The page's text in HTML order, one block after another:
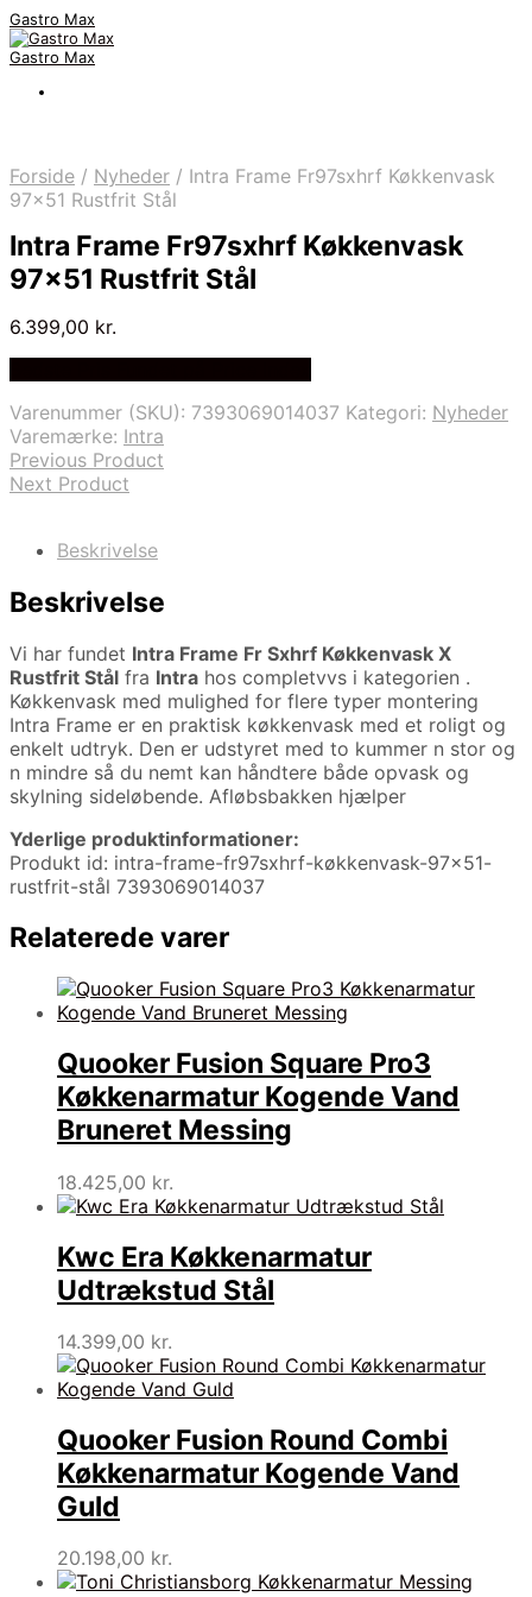
Gastro Max
Gastro Max
Forside / Nyheder / Intra Frame Fr97sxhrf Køkkenvask
97×51 Rustfrit Stål
Intra Frame Fr97sxhrf Køkkenvask
97×51 Rustfrit Stål
6.399,00 kr.
Varenummer (SKU): 7393069014037 Kategori: Nyheder
Varemærke: Intra
Previous Product
Next Product
Beskrivelse
Beskrivelse
Vi har fundet Intra Frame Fr Sxhrf Køkkenvask X
Rustfrit Stål fra Intra hos completvvs i kategorien .
Køkkenvask med mulighed for flere typer montering
Intra Frame er en praktisk køkkenvask med et roligt og
enkelt udtryk. Den er udstyret med to kummer n stor og
n mindre så du nemt kan håndtere både opvask og
skylning sideløbende. Afløbsbakken hjælper
Yderlige produktinformationer:
Produkt id: intra-frame-fr97sxhrf-køkkenvask-97×51-
rustfrit-stål 7393069014037
Relaterede varer
Quooker Fusion Square Pro3
Køkkenarmatur Kogende Vand
Bruneret Messing
18.425,00 kr.
Kwc Era Køkkenarmatur
Udtrækstud Stål
14.399,00 kr.
Quooker Fusion Round Combi
Køkkenarmatur Kogende Vand
Guld
20.198,00 kr.